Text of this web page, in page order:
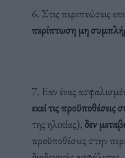
6. Στις περιπτώσεις
περίπτωση μη
7. Εαν ένας
εκεί τις προϋποθέσεις
της ηλικίας), δεν
προϋποθέσεις στην